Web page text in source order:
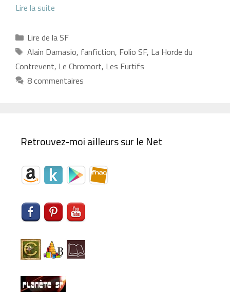
Lire la suite
Catégories
Lire de la SF
Étiquettes
Alain Damasio, fanfiction, Folio SF, La Horde du
Contrevent, Le Chromort, Les Furtifs
8 commentaires
Retrouvez-moi ailleurs sur le Net